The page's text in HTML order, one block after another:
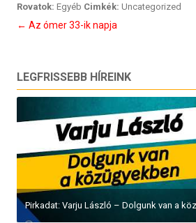
Rovatok: Egyéb Cimkék: Uncategorized
Bejegyzés
← Az ómer 33-ik napja
LEGFRISSEBB HÍREINK
Pirkadat: Varju László – Dolgunk van a